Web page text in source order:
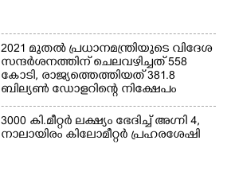
2021 മുതൽ പ്രധാനമന്ത്രിയുടെ വിദേശ
സന്ദർശനത്തിന് ചെലവഴിച്ചത് 558
കോടി, രാജ്യത്തെത്തിയത് 381.8
ബില്യൺ ഡോളറിന്റെ നിക്ഷേപം
3000 കി.മീറ്റർ ലക്ഷ്യം ഭേദിച്ച് അഗ്നി 4,
നാലായിരം കിലോമീറ്റർ പ്രഹരശേഷി